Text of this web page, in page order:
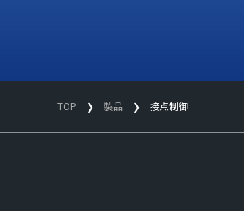
TOP 製品 接点制御